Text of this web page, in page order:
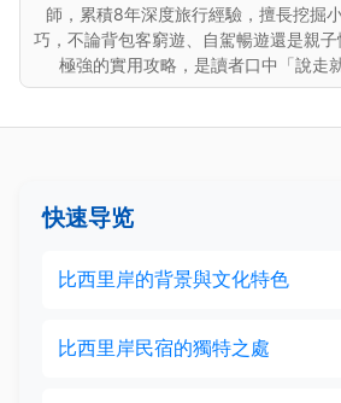
師，累積8年深度旅行經驗，擅長挖掘
巧，不論背包客窮遊、自駕暢遊還是親
極強的實用攻略，是讀者口中「說走
快速导览
比西里岸的背景與文化特色
比西里岸民宿的獨特之處